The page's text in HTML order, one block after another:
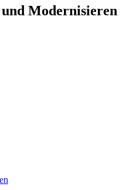
Modernisieren